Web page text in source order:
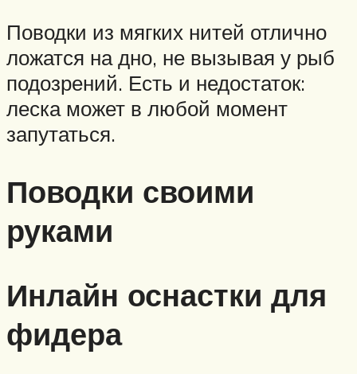
Поводки из мягких нитей отлично
ложатся на дно, не вызывая у рыб
подозрений. Есть и недостаток:
леска может в любой момент
запутаться.
Поводки своими
руками
Инлайн оснастки для
фидера